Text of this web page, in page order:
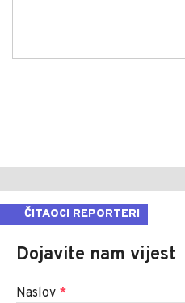
ČITAOCI REPORTERI
Dojavite nam vijest
Naslov *